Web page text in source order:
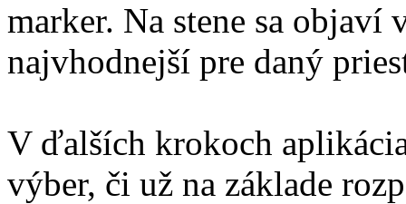
marker. Na stene sa
najvhodnejší pre daný
V ďalších krokoch
výber, či už na základe